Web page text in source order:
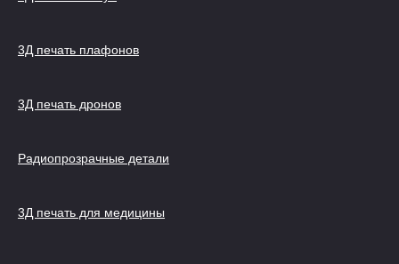
3Д печать плафонов
3Д печать дронов
Радиопрозрачные детали
3Д печать для медицины